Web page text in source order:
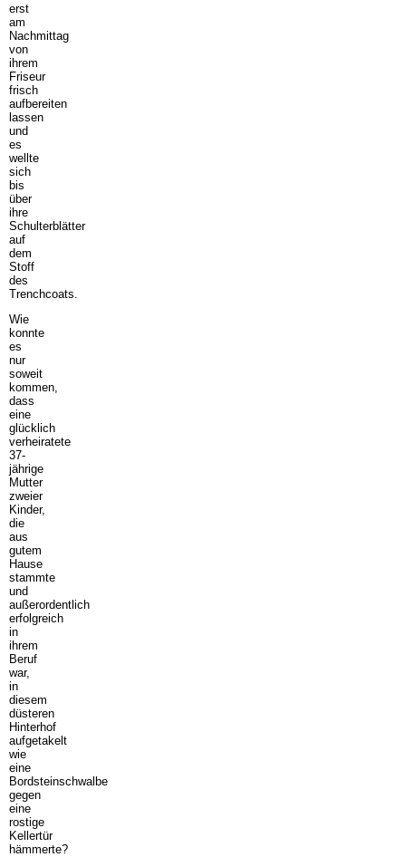
erst
am
Nachmittag
von
ihrem
Friseur
frisch
aufbereiten
lassen
und
es
wellte
sich
bis
über
ihre
Schulterblätter
auf
dem
Stoff
des
Trenchcoats.
Wie
konnte
es
nur
soweit
kommen,
dass
eine
glücklich
verheiratete
37-
jährige
Mutter
zweier
Kinder,
die
aus
gutem
Hause
stammte
und
außerordentlich
erfolgreich
in
ihrem
Beruf
war,
in
diesem
düsteren
Hinterhof
aufgetakelt
wie
eine
Bordsteinschwalbe
gegen
eine
rostige
Kellertür
hämmerte?